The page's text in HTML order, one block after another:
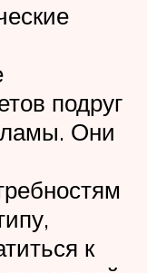
подруг
Они
к